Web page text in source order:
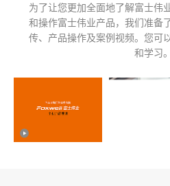
为了让您更加全面地了解富士伟
和操作富士伟业产品，我们准备
传、产品操作及案例视频。您可
和学习。